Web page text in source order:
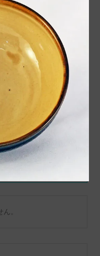
INSTAGRAM
ラックバックは利用でき
。